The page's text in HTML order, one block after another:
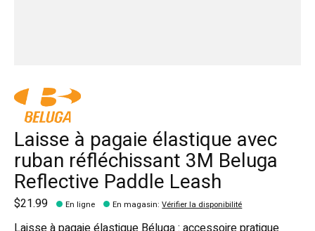
Laisse à pagaie élastique avec
ruban réfléchissant 3M Beluga
Reflective Paddle Leash
$21.99 En ligne En magasin:Vérifier la disponibilité